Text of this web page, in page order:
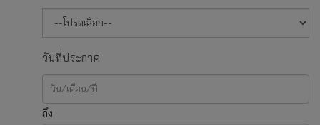
วันที่ประกาศ
ถึง